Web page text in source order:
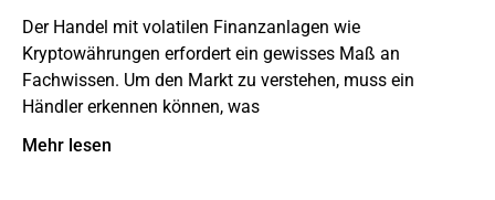
Der Handel mit volatilen Finanzanlagen wie
Kryptowährungen erfordert ein gewisses Maß an
Fachwissen. Um den Markt zu verstehen, muss ein
Händler erkennen können, was
Mehr lesen